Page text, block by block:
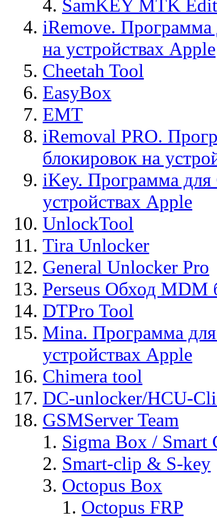
SamKEY MTK
iRemove. Программа
на устройствах Apple
Cheetah Tool
EasyBox
EMT
iRemoval PRO.
блокировок на
iKey. Программа для
устройствах Apple
UnlockTool
Tira Unlocker
General Unlocker Pro
Perseus Обход MDM
DTPro Tool
Mina. Программа
устройствах Apple
Chimera tool
DC-unlocker/HCU-
GSMServer Team
Sigma Box / Smart
Smart-clip & S-key
Octopus Box
Octopus FRP